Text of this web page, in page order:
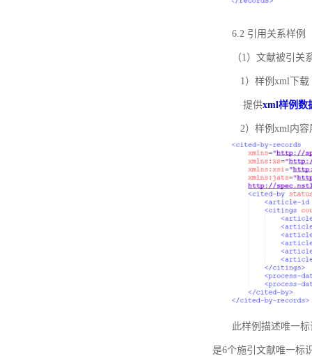
6.2 引用关系样例
（1）文献被引关
1）样例xml下载
提供xml样例数
2）样例xml内容
此样例描述唯一标
是6个施引文献唯一标